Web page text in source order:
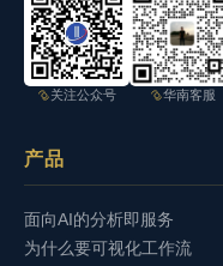
关注公众号 华南客服
产品
面向AI的分析即服务
为什么要可视化工作流